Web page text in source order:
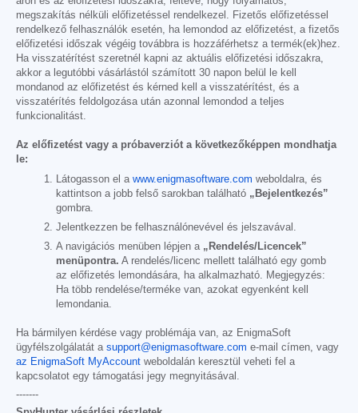
megszakítás nélküli előfizetéssel rendelkezel. Fizetős előfizetéssel
rendelkező felhasználók esetén, ha lemondod az előfizetést, a fizetős
előfizetési időszak végéig továbbra is hozzáférhetsz a termék(ek)hez.
Ha visszatérítést szeretnél kapni az aktuális előfizetési időszakra,
akkor a legutóbbi vásárlástól számított 30 napon belül le kell
mondanod az előfizetést és kérned kell a visszatérítést, és a
visszatérítés feldolgozása után azonnal lemondod a teljes
funkcionalitást.
Az előfizetést vagy a próbaverziót a következőképpen mondhatja
le:
Látogasson el a www.enigmasoftware.com weboldalra, és
kattintson a jobb felső sarokban található „Bejelentkezés”
gombra.
Jelentkezzen be felhasználónevével és jelszavával.
A navigációs menüben lépjen a „Rendelés/Licencek”
menüpontra. A rendelés/licenc mellett található egy gomb
az előfizetés lemondására, ha alkalmazható. Megjegyzés:
Ha több rendelése/terméke van, azokat egyenként kell
lemondania.
Ha bármilyen kérdése vagy problémája van, az EnigmaSoft
ügyfélszolgálatát a support@enigmasoftware.com e-mail címen, vagy
az EnigmaSoft MyAccount weboldalán keresztül veheti fel a
kapcsolatot egy támogatási jegy megnyitásával.
-------